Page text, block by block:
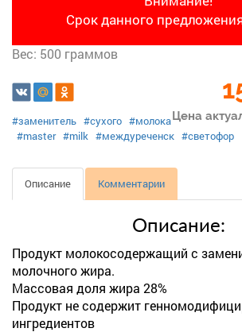
Срок данного
Вес: 500 граммов
Цена
#заменитель #сухого #молока
#master #milk #междуреченск #светофор
Описание Комментарии
Описание:
Продукт молокосодержащий с
молочного жира.
Массовая доля жира 28%
Продукт не содержит
ингредиентов